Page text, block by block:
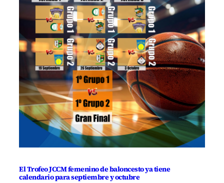
El Trofeo JCCM femenino de baloncesto ya tiene
calendario para septiembre y octubre